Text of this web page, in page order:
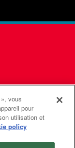
agence de l'Église
Tous droits
vous
pour
utilisation et
policy